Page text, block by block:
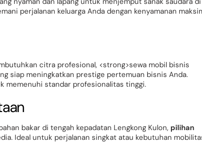
perjalanan keluarga Anda dengan kenyamanan
citra profesional, <strong>sewa mobil bisnis
siap meningkatkan prestige pertemuan bisnis Anda.
memenuhi standar profesionalitas tinggi.
bakar di tengah kepadatan Lengkong Kulon, pilihan
Ideal untuk perjalanan singkat atau kebutuhan